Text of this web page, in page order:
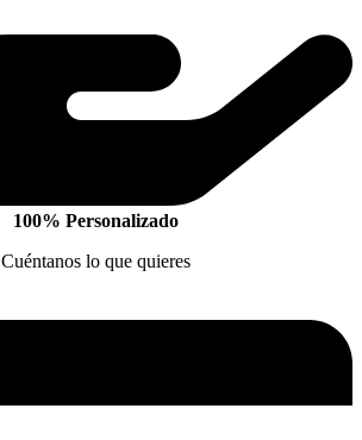
100% Personalizado
Cuéntanos lo que quieres